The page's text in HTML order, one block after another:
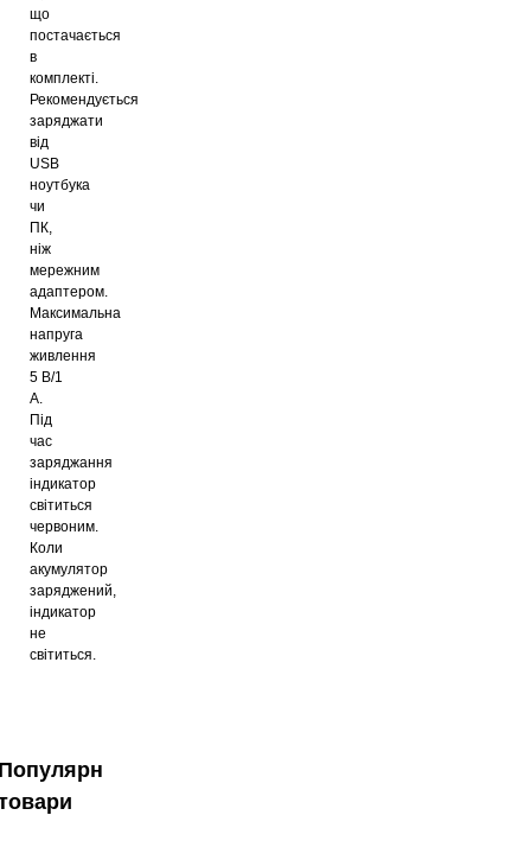
що
постачається
в
комплекті.
Рекомендується
заряджати
від
USB
ноутбука
чи
ПК,
ніж
мережним
адаптером.
Максимальна
напруга
живлення
5 В/1
А.
Під
час
заряджання
індикатор
світиться
червоним.
Коли
акумулятор
заряджений,
індикатор
не
світиться.